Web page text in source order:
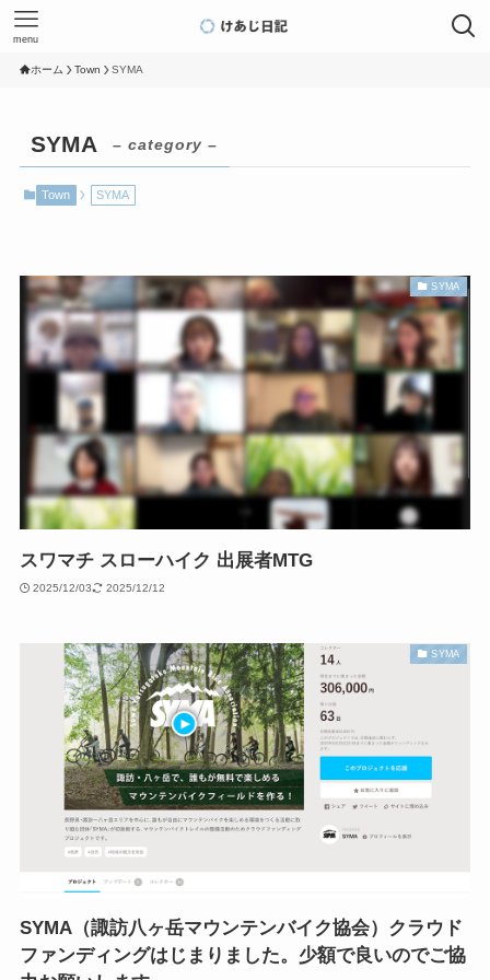
menu
ホーム Town SYMA
SYMA – category –
Town SYMA
SYMA
スワマチ スローハイク 出展者MTG
2025/12/03 2025/12/12
SYMA
SYMA（諏訪八ヶ岳マウンテンバイク協会）クラウド
ファンディングはじまりました。少額で良いのでご協